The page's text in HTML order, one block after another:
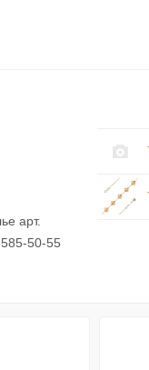
арт.
50-55